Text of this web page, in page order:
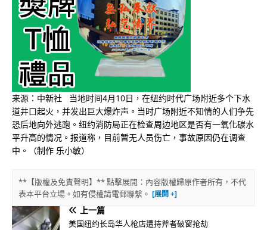
来源：中新社 当地时间4月10日，在纽约时代广场附近多个下水
道井口起火，并发出巨大爆炸声。当时广场附近不知情的人们争先
恐后地向外逃跑。纽约消防局正在检查周边地区是否有一氧化碳水
平升高的情况。报道称，目前暂无人员伤亡，事故原因仍在调查
中。（制作 乐小敏）
**【版權及免責聲明】** 點擊展開：內容版權歸原作者所有，不代
表本平台立場。如有侵權請電郵聯繫。
上一篇
美国纽约长岛华人枪店遭持斧者破窗抢劫